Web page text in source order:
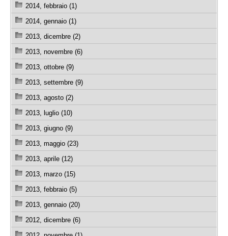
2014, febbraio (1)
2014, gennaio (1)
2013, dicembre (2)
2013, novembre (6)
2013, ottobre (9)
2013, settembre (9)
2013, agosto (2)
2013, luglio (10)
2013, giugno (9)
2013, maggio (23)
2013, aprile (12)
2013, marzo (15)
2013, febbraio (5)
2013, gennaio (20)
2012, dicembre (6)